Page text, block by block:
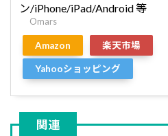
ン/iPhone/iPad/Android 等
Omars
Amazon 楽天市場
Yahooショッピング